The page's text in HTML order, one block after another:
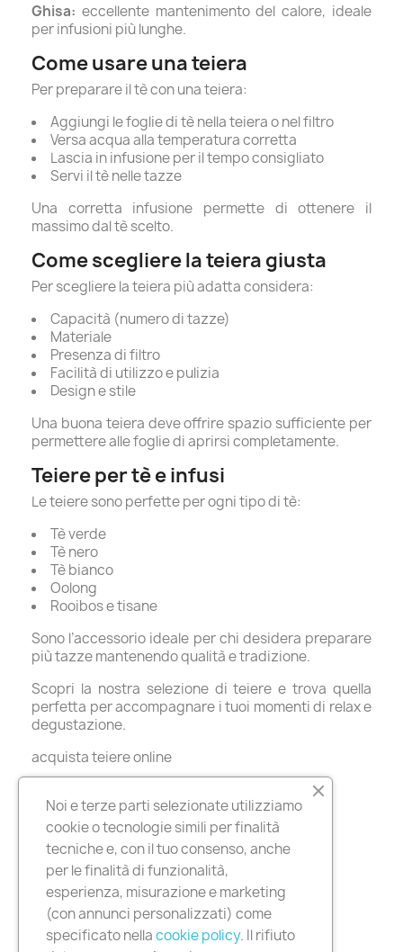
Ghisa: eccellente mantenimento del calore, ideale
per infusioni più lunghe.
Come usare una teiera
Per preparare il tè con una teiera:
Aggiungi le foglie di tè nella teiera o nel filtro
Versa acqua alla temperatura corretta
Lascia in infusione per il tempo consigliato
Servi il tè nelle tazze
Una corretta infusione permette di ottenere il
massimo dal tè scelto.
Come scegliere la teiera giusta
Per scegliere la teiera più adatta considera:
Capacità (numero di tazze)
Materiale
Presenza di filtro
Facilità di utilizzo e pulizia
Design e stile
Una buona teiera deve offrire spazio sufficiente per
permettere alle foglie di aprirsi completamente.
Teiere per tè e infusi
Le teiere sono perfette per ogni tipo di tè:
Tè verde
Tè nero
Tè bianco
Oolong
Rooibos e tisane
Sono l’accessorio ideale per chi desidera preparare
più tazze mantenendo qualità e tradizione.
Scopri la nostra selezione di teiere e trova quella
perfetta per accompagnare i tuoi momenti di relax e
degustazione.
acquista teiere online
teiera per tè sfuso
Noi e terze parti selezionate utilizziamo
cookie o tecnologie simili per finalità
tecniche e, con il tuo consenso, anche
per le finalità di funzionalità,
esperienza, misurazione e marketing
(con annunci personalizzati) come
specificato nellacookie policy. Il rifiuto